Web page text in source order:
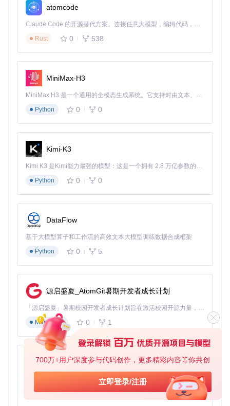
700万+用户深度参与代码创作，更多精彩内容等你共创
立即登录/注册
具。学生可以实时调整字形参数，观察不同设计决策对字体整
体风格的影响。某设计学院教师反馈："学生不再需要花时间
学习复杂的专业软件，能够专注于字体设计本身。工具的实时
🛠️ 实践指南：从入门到精通的字体编辑之旅
3分钟快速上手：零基础字体改造流程
获取工具：克隆项目仓库到本地：
gitcode.com/gh_mirrors/fo/fonteditor
安装依赖
导入字体：点击顶部"导入"按钮，选择本地TTF/OTF文件
简单编辑：在字形面板选择需要修改的字符，通过拖拽调
整节点
导出使用
F2格式以获得最佳压缩效果
批量字符调整：使用"调整字形"功能，可以同时修改多个字
符的间距和基线位置，确保字体整体协调
格式批量转换：通过"导出字体"下拉菜单，可一次生成TT
F、WOFF、WOFF2三种格式，满足不同场景需求
字体信息定制：在"字体信息"面板中修改字体名称、版权信
息和字重，打造专属字体品牌
📚 深度探索：字体技术背后的原理与创新
用户痛点解决：传统字体编辑的四大难题
专业门槛高：传统软件需要掌握"贝塞尔曲线""字距调整"等
专业术语，fonteditor通过可视化操作降低学习成本
格式兼容性差
：手动转换多种字体格式容易出错，工具内
置格式转换引擎确保兼容性
文件体积庞大：普通TTF字体通常2-5MB，优化后的WOF
F2格式可压缩至原体积的30%-40%
：基于Web的特性使团队成员可以通过链接
共享编辑状态，无需传输大型文件
行业应用对比：重新定义字体工具标准
atomcode
Claude Code 的开源替代方案。连接任意大模型，编辑代码，运行命令，自动验证 — 全自动执行。用 Rust 构建，极致性能。 ｜ An open-source alternative to Claude Code. Connect any LLM, edit code, run commands, and verify changes — autonomously. Built in Rust for speed. Get Started
Rust
0 538
MiniMax-H3
MiniMax H3 是一个通用的全模态生成系统。它支持对由文本、图像、视频和音频组成的多模态上下文进行统一理解，并能生成分辨率高达 2K、时长可达 15 秒的带原生立体声音频的视频。得益于面向任务泛化的系统设计，H3 在预训练阶段就已具备广泛的多模态上下文理解与生成能力，能够出色地执行复杂的多模态指令。
Python
0 0
Kimi-K3
Kimi K3 是Kimi能力最强的模型：这是一个拥有 2.8 万亿参数的混合专家（MoE）模型，具备原生视觉理解能力，并支持 100 万 token 的上下文窗口。
Python
0 0
DataFlow
基于大模型算子和工作流的高效文本大模型训练数据合成框架
Python
0 5
源启盛夏_AtomGit暑期开发者成长计划
「源启盛夏」暑期校园开发者成长计划旨在激活校园开源力量，通过积分激励、认证扶持、资源倾斜等形式，引导高校组织和开发者完成「入驻 — 建项目 — 做贡献 — 获认证 — 得资源」的完整闭环。无论你是想带领社团入驻平台的组织者，还是希望用代码贡献证明自己的开发者，都能在这里找到属于你的成长路径。
Markdown
0 1
py-xiaozhi
基于Python的Xiaozhi AI，适用于想要完整Xiaozhi体验而无需拥有专用硬件的用户。
Python
0 1